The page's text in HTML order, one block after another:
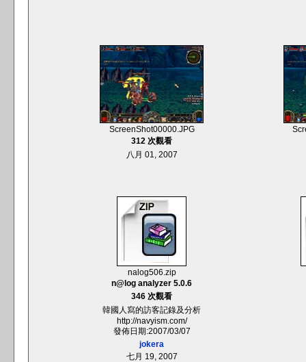
ScreenShot00000.JPG
312 次觀看
八月 01, 2007
nalog506.zip
n@log analyzer 5.0.6
346 次觀看
韓國人寫的訪客記錄及分析
http://navyism.com/
發佈日期:2007/03/07
jokera
七月 19, 2007